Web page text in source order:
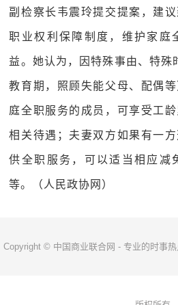
副检察长韦震玲提交提案，建
职业权利保障制度，维护家庭
益。她认为，因特殊事由、特殊
教育期，照顾失能父母、配偶
庭全职服务的成员，可享受工
相关待遇；夫妻双方如果有一
供全职服务，可以适当相应减
等。（人民政协网）
Copyright © 中国商业联合网 - 专业的时事